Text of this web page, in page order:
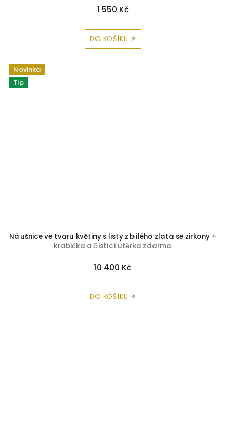
1 550 Kč
DO KOŠÍKU
Novinka
Tip
Náušnice ve tvaru květiny s listy z bílého zlata se zirkony +
krabička a čistící utěrka zdarma
10 400 Kč
DO KOŠÍKU